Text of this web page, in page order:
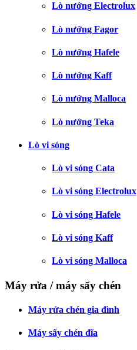
Lò nướng Electrolux
Lò nướng Fagor
Lò nướng Hafele
Lò nướng Kaff
Lò nướng Malloca
Lò nướng Teka
Lò vi sóng
Lò vi sóng Cata
Lò vi sóng Electrolux
Lò vi sóng Hafele
Lò vi sóng Kaff
Lò vi sóng Malloca
Máy rửa / máy sấy chén
Máy rửa chén gia đình
Máy sấy chén đĩa